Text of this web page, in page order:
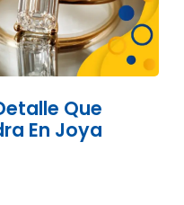
Que
En Joya